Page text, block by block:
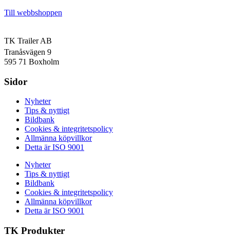
Till webbshoppen
TK Trailer AB
Tranåsvägen 9
595 71 Boxholm
Sidor
Nyheter
Tips & nyttigt
Bildbank
Cookies & integritetspolicy
Allmänna köpvillkor
Detta är ISO 9001
Nyheter
Tips & nyttigt
Bildbank
Cookies & integritetspolicy
Allmänna köpvillkor
Detta är ISO 9001
TK Produkter